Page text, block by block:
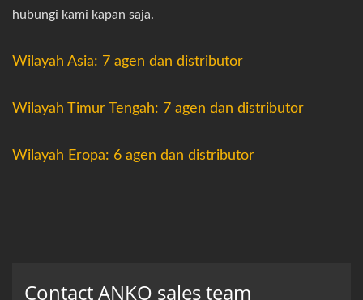
hubungi kami kapan saja.
Wilayah Asia: 7 agen dan distributor
Wilayah Timur Tengah: 7 agen dan distributor
Wilayah Eropa: 6 agen dan distributor